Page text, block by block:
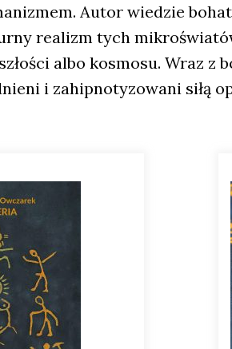
Autor wie­dzie
realizm tych
albo kosmo­su. Wraz
i zahip­no­ty­zo­wa­ni siłą